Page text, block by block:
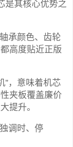
是其核心优势之
承颜色、齿轮
高度贴近正版
”，意味着机芯
夹板覆盖廉价
提升。
调时、停